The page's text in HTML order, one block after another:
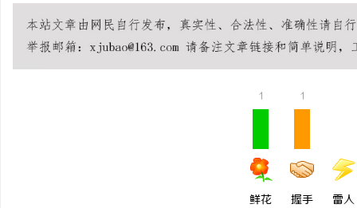
1
鲜花
1
握手 雷人
虫草品牌哪个靠谱？虫
虫草品牌哪个用户评价